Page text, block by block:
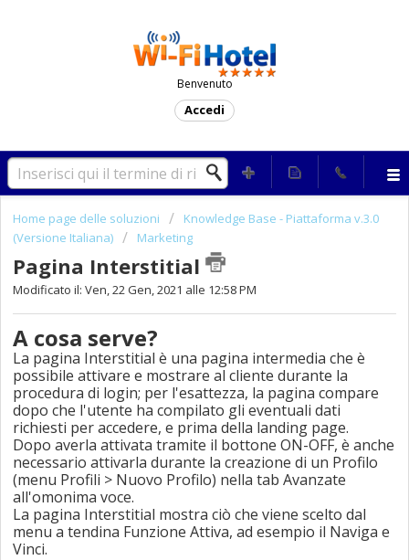
Benvenuto
Accedi
Home page delle soluzioni
Knowledge Base - Piattaforma v.3.0
(Versione Italiana)
Marketing
Pagina Interstitial
Modificato il: Ven, 22 Gen, 2021 alle 12:58 PM
A cosa serve?
La pagina Interstitial è una pagina intermedia che è
possibile attivare e mostrare al cliente durante la
procedura di login; per l'esattezza, la pagina compare
dopo che l'utente ha compilato gli eventuali dati
richiesti per accedere, e prima della landing page.
Dopo averla attivata tramite il bottone ON-OFF, è anche
necessario attivarla durante la creazione di un Profilo
(menu Profili > Nuovo Profilo) nella tab Avanzate
all'omonima voce.
La pagina Interstitial mostra ciò che viene scelto dal
menu a tendina Funzione Attiva, ad esempio il Naviga e
Vinci.